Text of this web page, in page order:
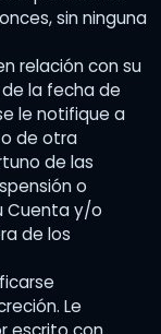
sin ninguna
relación con su
la fecha de
le notifique a
de otra
de las
o
Cuenta y/o
de los
Le